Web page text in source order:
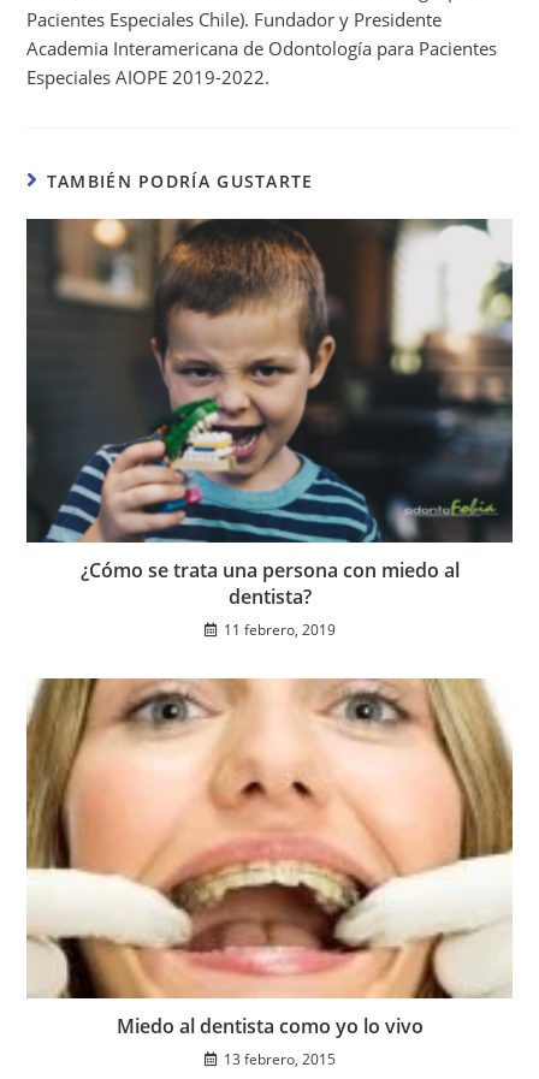
Pacientes Especiales Chile). Fundador y Presidente
Academia Interamericana de Odontología para Pacientes
Especiales AIOPE 2019-2022.
TAMBIÉN PODRÍA GUSTARTE
¿Cómo se trata una persona con miedo al
dentista?
11 febrero, 2019
Miedo al dentista como yo lo vivo
13 febrero, 2015